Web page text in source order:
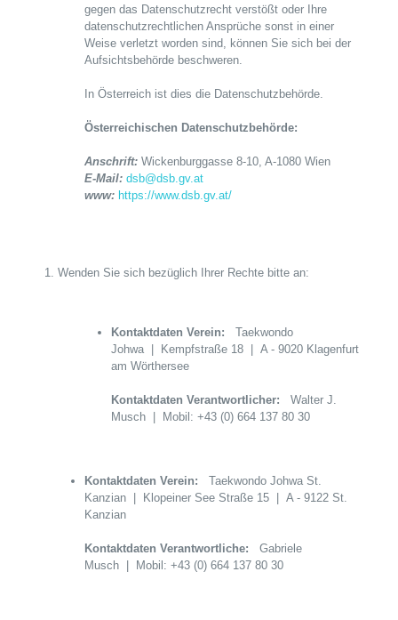
gegen das Datenschutzrecht verstößt oder Ihre
datenschutzrechtlichen Ansprüche sonst in einer
Weise verletzt worden sind, können Sie sich bei der
Aufsichtsbehörde beschweren.
In Österreich ist dies die Datenschutzbehörde.
Österreichischen Datenschutzbehörde:
Anschrift: Wickenburggasse 8-10, A-1080 Wien
E-Mail: dsb@dsb.gv.at
www: https://www.dsb.gv.at/
Wenden Sie sich bezüglich Ihrer Rechte bitte an:
Kontaktdaten Verein: Taekwondo
Johwa | Kempfstraße 18 | A - 9020 Klagenfurt
am Wörthersee
Kontaktdaten Verantwortlicher: Walter J.
Musch | Mobil: +43 (0) 664 137 80 30
Kontaktdaten Verein: Taekwondo Johwa St.
Kanzian | Klopeiner See Straße 15 | A - 9122 St.
Kanzian
Kontaktdaten Verantwortliche: Gabriele
Musch | Mobil: +43 (0) 664 137 80 30